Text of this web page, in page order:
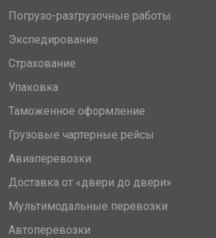
Погрузо-разгрузочные работы
Экспедирование
Страхование
Упаковка
Таможенное оформление
Грузовые чартерные рейсы
Авиаперевозки
Доставка от «двери до двери»
Мультимодальные перевозки
Автоперевозки